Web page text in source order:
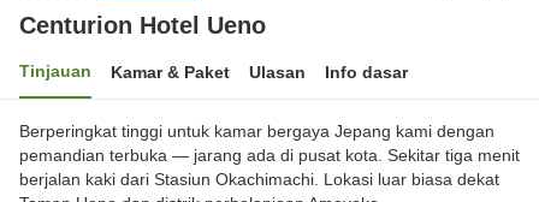
Centurion Hotel Ueno
Tinjauan Kamar & Paket Ulasan Info dasar
Berperingkat tinggi untuk kamar bergaya Jepang kami dengan
pemandian terbuka — jarang ada di pusat kota. Sekitar tiga menit
berjalan kaki dari Stasiun Okachimachi. Lokasi luar biasa dekat